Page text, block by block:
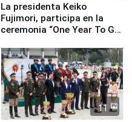
La presidenta Keiko
Fujimori, participa en la
ceremonia “One Year To Go
11